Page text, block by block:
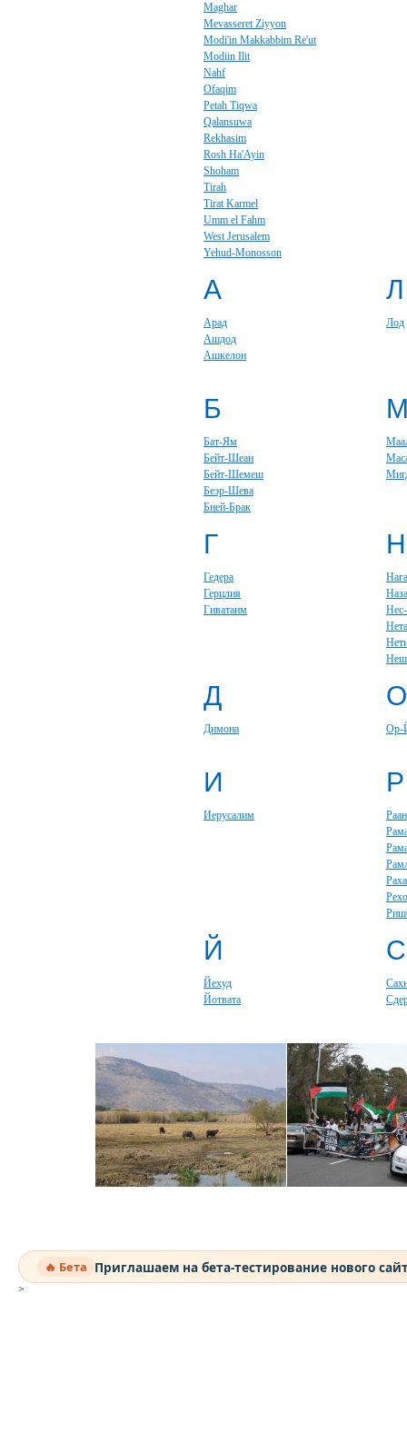
Maghar
Mevasseret Ziyyon
Modi'in Makkabbim Re'ut
Modiin Ilit
Nahf
Ofaqim
Petah Tiqwa
Qalansuwa
Rekhasim
Rosh Ha'Ayin
Shoham
Tirah
Tirat Karmel
Umm el Fahm
West Jerusalem
Yehud-Monosson
А
Арад
Ашдод
Ашкелон
Л
Лод
Б
Бат-Ям
Бейт-Шеан
Бейт-Шемеш
Беэр-Шева
Бней-Брак
Г
Гедера
Герцлия
Гиватаим
Н
Д
Димона
О
Ор-
И
Иерусалим
Р
Й
Йехуд
Йотвата
С
🔥 Бета Приглашаем на бета-тестирование нового
>